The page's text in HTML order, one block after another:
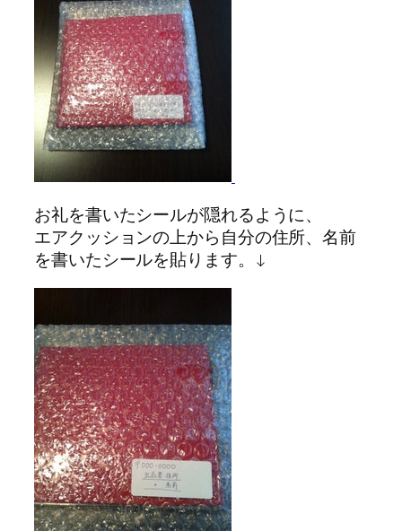
お礼を書いたシールが隠れるように、
エアクッションの上から自分の住所、名前
を書いたシールを貼ります。↓